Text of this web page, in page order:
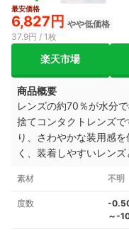
最安価格
6,827円 やや低価格
37.9円 / 1枚
楽天市場
商品概要
レンズの約70％が水分
捨てコンタクトレンズ
り、さわやかな装用感
く、装着しやすいレンズ
素材 不明
度数
-
～-